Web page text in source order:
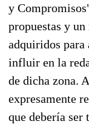
y
propuestas y
adquiridos para
influir en la
de dicha zona.
expresamente
que debería ser